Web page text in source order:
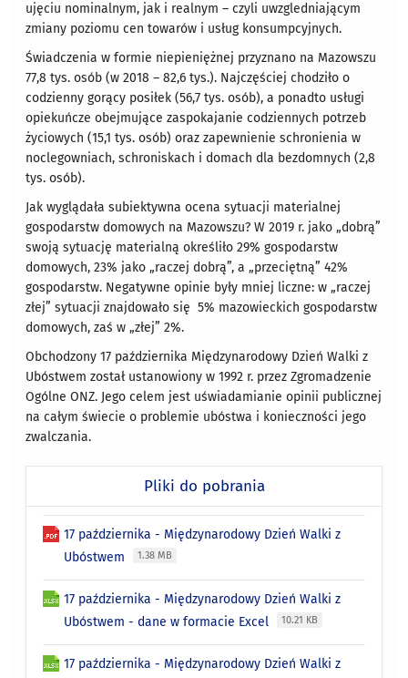
ujęciu nominalnym, jak i realnym – czyli uwzgledniającym
zmiany poziomu cen towarów i usług konsumpcyjnych.
Świadczenia w formie niepieniężnej przyznano na Mazowszu
77,8 tys. osób (w 2018 – 82,6 tys.). Najczęściej chodziło o
codzienny gorący posiłek (56,7 tys. osób), a ponadto usługi
opiekuńcze obejmujące zaspokajanie codziennych potrzeb
życiowych (15,1 tys. osób) oraz zapewnienie schronienia w
noclegowniach, schroniskach i domach dla bezdomnych (2,8
tys. osób).
Jak wyglądała subiektywna ocena sytuacji materialnej
gospodarstw domowych na Mazowszu? W 2019 r. jako „dobrą”
swoją sytuację materialną określiło 29% gospodarstw
domowych, 23% jako „raczej dobrą”, a „przeciętną” 42%
gospodarstw. Negatywne opinie były mniej liczne: w „raczej
złej” sytuacji znajdowało się 5% mazowieckich gospodarstw
domowych, zaś w „złej” 2%.
Obchodzony 17 października Międzynarodowy Dzień Walki z
Ubóstwem został ustanowiony w 1992 r. przez Zgromadzenie
Ogólne ONZ. Jego celem jest uświadamianie opinii publicznej
na całym świecie o problemie ubóstwa i konieczności jego
zwalczania.
Pliki do pobrania
17 października - Międzynarodowy Dzień Walki z
Ubóstwem
1.38 MB
17 października - Międzynarodowy Dzień Walki z
Ubóstwem - dane w formacie Excel
10.21 KB
17 października - Międzynarodowy Dzień Walki z